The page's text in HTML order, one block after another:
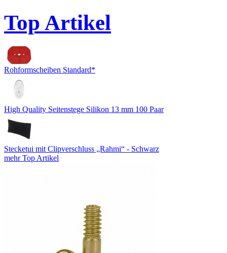
Top Artikel
Rohformscheiben Standard*
High Quality Seitenstege Silikon 13 mm 100 Paar
Stecketui mit Clipverschluss „Rahmi“ - Schwarz
mehr Top Artikel